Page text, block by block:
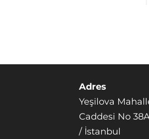
Adres
Yeşilova
Caddesi No
/ İstanbul